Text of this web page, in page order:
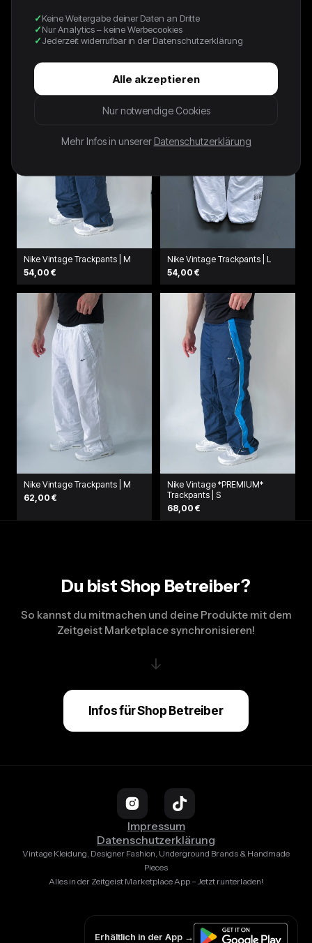
NIKE VINTAGE *PREMIUM*
TRACKPANTS | L
78,00 €
Nike Vintage Trackpants | M
62,00 €
Nike Vintage Trackpants | M
54,00 €
Nike Vintage Trackpants | L
54,00 €
Nike Vintage Trackpants | M
62,00 €
Nike Vintage *PREMIUM*
Trackpants | S
68,00 €
Du bist Shop Betreiber?
So kannst du mitmachen und deine Produkte mit dem
Zeitgeist Marketplace synchronisieren!
↓
Infos für Shop Betreiber
Impressum
Datenschutzerklärung
Vintage Kleidung, Designer Fashion, Underground Brands & Handmade
Pieces
Alles in der Zeitgeist Marketplace App – Jetzt runterladen!
Erhältlich in der App →
Keine Weitergabe deiner Daten an Dritte
Nur Analytics – keine Werbecookies
Jederzeit widerrufbar in der Datenschutzerklärung
Alle akzeptieren
Nur notwendige Cookies
Mehr Infos in unserer Datenschutzerklärung